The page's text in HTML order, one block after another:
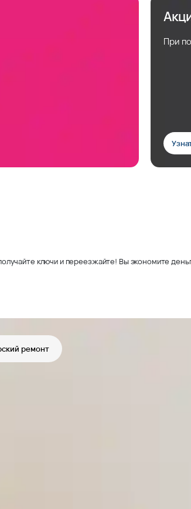
При
ключи и переезжайте! Вы экономите
ремонт